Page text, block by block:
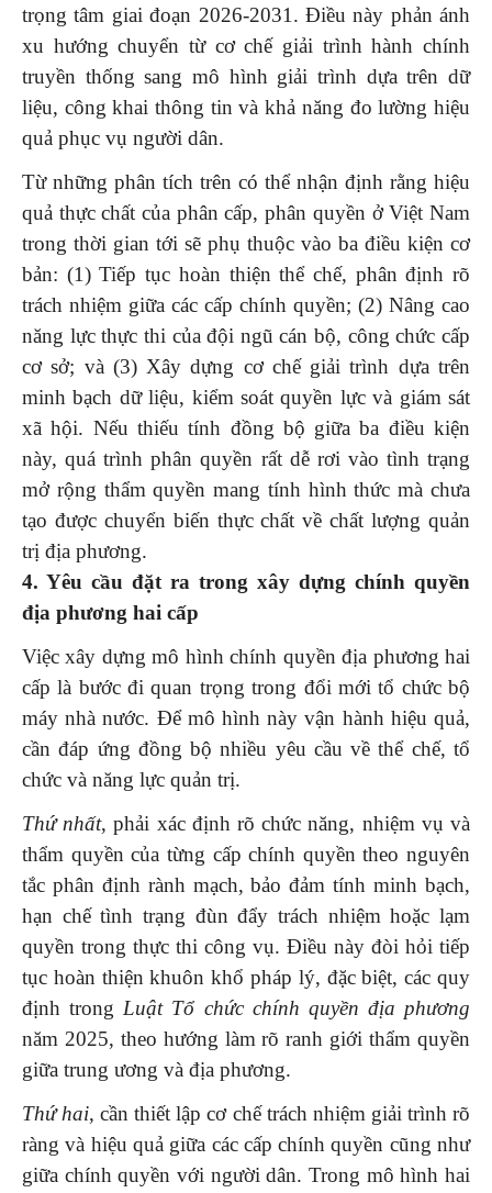
trọng tâm giai đoạn 2026-2031. Điều này phản ánh
xu hướng chuyển từ cơ chế giải trình hành chính
truyền thống sang mô hình giải trình dựa trên dữ
liệu, công khai thông tin và khả năng đo lường hiệu
quả phục vụ người dân.
Từ những phân tích trên có thể nhận định rằng hiệu
quả thực chất của phân cấp, phân quyền ở Việt Nam
trong thời gian tới sẽ phụ thuộc vào ba điều kiện cơ
bản: (1) Tiếp tục hoàn thiện thể chế, phân định rõ
trách nhiệm giữa các cấp chính quyền; (2) Nâng cao
năng lực thực thi của đội ngũ cán bộ, công chức cấp
cơ sở; và (3) Xây dựng cơ chế giải trình dựa trên
minh bạch dữ liệu, kiểm soát quyền lực và giám sát
xã hội. Nếu thiếu tính đồng bộ giữa ba điều kiện
này, quá trình phân quyền rất dễ rơi vào tình trạng
mở rộng thẩm quyền mang tính hình thức mà chưa
tạo được chuyển biến thực chất về chất lượng quản
trị địa phương.
4. Yêu cầu đặt ra trong xây dựng chính quyền
địa phương hai cấp
Việc xây dựng mô hình chính quyền địa phương hai
cấp là bước đi quan trọng trong đổi mới tổ chức bộ
máy nhà nước. Để mô hình này vận hành hiệu quả,
cần đáp ứng đồng bộ nhiều yêu cầu về thể chế, tổ
chức và năng lực quản trị.
Thứ nhất, phải xác định rõ chức năng, nhiệm vụ và
thẩm quyền của từng cấp chính quyền theo nguyên
tắc phân định rành mạch, bảo đảm tính minh bạch,
hạn chế tình trạng đùn đẩy trách nhiệm hoặc lạm
quyền trong thực thi công vụ. Điều này đòi hỏi tiếp
tục hoàn thiện khuôn khổ pháp lý, đặc biệt, các quy
định trong Luật Tổ chức chính quyền địa phương
năm 2025, theo hướng làm rõ ranh giới thẩm quyền
giữa trung ương và địa phương.
Thứ hai, cần thiết lập cơ chế trách nhiệm giải trình rõ
ràng và hiệu quả giữa các cấp chính quyền cũng như
giữa chính quyền với người dân. Trong mô hình hai